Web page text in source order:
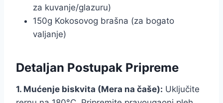
za kuvanje/glazuru)
150g Kokosovog brašna (za bogato
valjanje)
Detaljan Postupak Pripreme
1. Mućenje biskvita (Mera na čaše): Uključite